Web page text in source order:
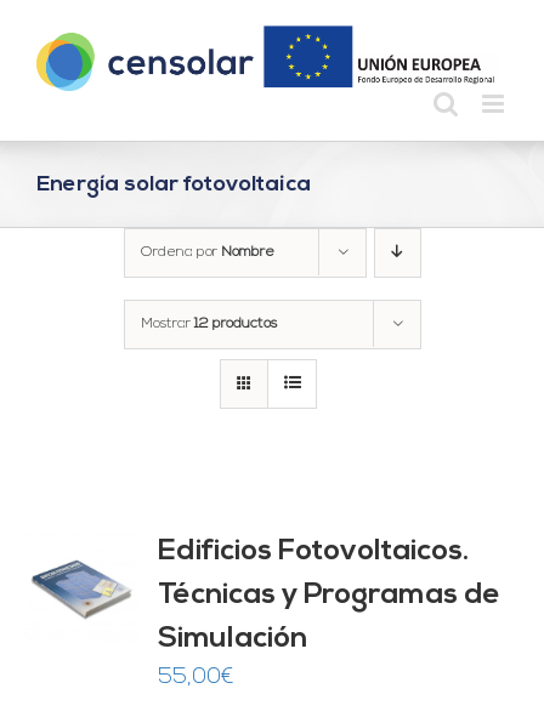
contenido
Energía solar fotovoltaica
Ordena por Nombre
Mostrar12 productos
Edificios Fotovoltaicos.
Técnicas y Programas de
Simulación
55,00€